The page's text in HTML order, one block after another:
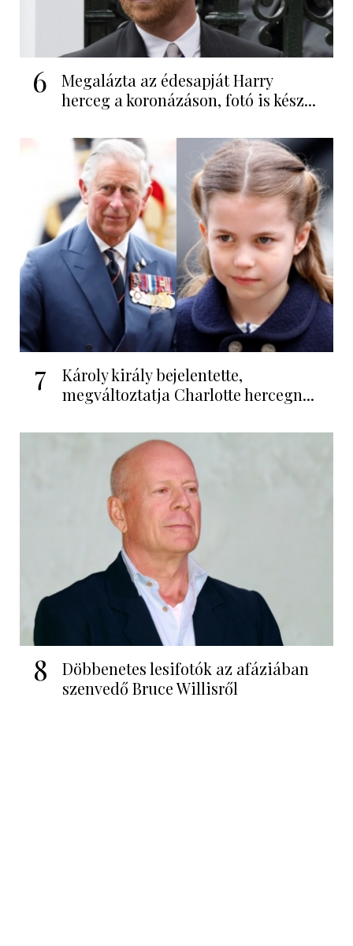
6
Megalázta az édesapját Harry
herceg a koronázáson, fotó is kész...
7
Károly király bejelentette,
megváltoztatja Charlotte hercegn...
8
Döbbenetes lesifotók az afáziában
szenvedő Bruce Willisről